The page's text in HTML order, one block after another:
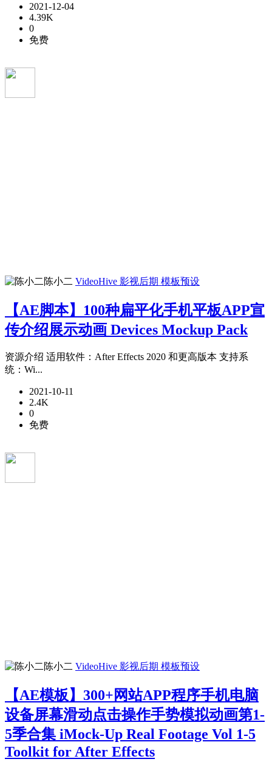
2021-12-04
4.39K
0
免费
陈小二 VideoHive 影视后期 模板预设
【AE脚本】100种扁平化手机平板APP宣
传介绍展示动画 Devices Mockup Pack
资源介绍 适用软件：After Effects 2020 和更高版本 支持系
统：Wi...
2021-10-11
2.4K
0
免费
陈小二 VideoHive 影视后期 模板预设
【AE模板】300+网站APP程序手机电脑
设备屏幕滑动点击操作手势模拟动画第1-
5季合集 iMock-Up Real Footage Vol 1-5
Toolkit for After Effects